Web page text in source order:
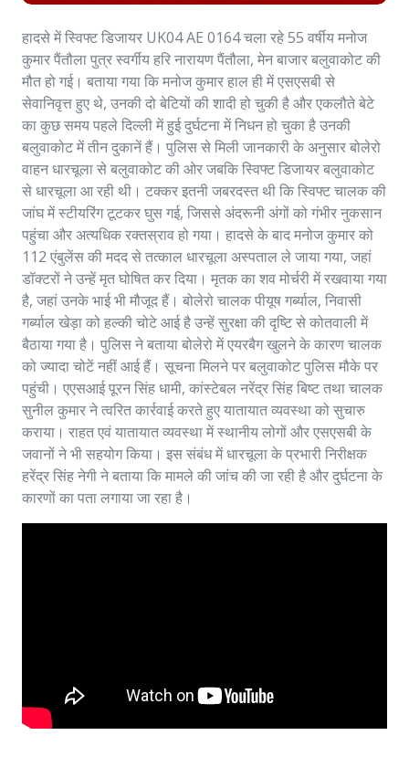
हादसे में स्विफ्ट डिजायर UK04 AE 0164 चला रहे 55 वर्षीय मनोज
कुमार पैंतौला पुत्र स्वर्गीय हरि नारायण पैंतौला, मेन बाजार बलुवाकोट की
मौत हो गई। बताया गया कि मनोज कुमार हाल ही में एसएसबी से
सेवानिवृत्त हुए थे, उनकी दो बेटियों की शादी हो चुकी है और एकलौते बेटे
का कुछ समय पहले दिल्ली में हुई दुर्घटना में निधन हो चुका है उनकी
बलुवाकोट में तीन दुकानें हैं। पुलिस से मिली जानकारी के अनुसार बोलेरो
वाहन धारचूला से बलुवाकोट की ओर जबकि स्विफ्ट डिजायर बलुवाकोट
से धारचूला आ रही थी। टक्कर इतनी जबरदस्त थी कि स्विफ्ट चालक की
जांघ में स्टीयरिंग टूटकर घुस गई, जिससे अंदरूनी अंगों को गंभीर नुकसान
पहुंचा और अत्यधिक रक्तस्राव हो गया। हादसे के बाद मनोज कुमार को
112 एंबुलेंस की मदद से तत्काल धारचूला अस्पताल ले जाया गया, जहां
डॉक्टरों ने उन्हें मृत घोषित कर दिया। मृतक का शव मोर्चरी में रखवाया गया
है, जहां उनके भाई भी मौजूद हैं। बोलेरो चालक पीयूष गर्ब्याल, निवासी
गर्ब्याल खेड़ा को हल्की चोटे आई है उन्हें सुरक्षा की दृष्टि से कोतवाली में
बैठाया गया है। पुलिस ने बताया बोलेरो में एयरबैग खुलने के कारण चालक
को ज्यादा चोटें नहीं आई हैं। सूचना मिलने पर बलुवाकोट पुलिस मौके पर
पहुंची। एएसआई पूरन सिंह धामी, कांस्टेबल नरेंद्र सिंह बिष्ट तथा चालक
सुनील कुमार ने त्वरित कार्रवाई करते हुए यातायात व्यवस्था को सुचारु
कराया। राहत एवं यातायात व्यवस्था में स्थानीय लोगों और एसएसबी के
जवानों ने भी सहयोग किया। इस संबंध में धारचूला के प्रभारी निरीक्षक
हरेंद्र सिंह नेगी ने बताया कि मामले की जांच की जा रही है और दुर्घटना के
कारणों का पता लगाया जा रहा है।